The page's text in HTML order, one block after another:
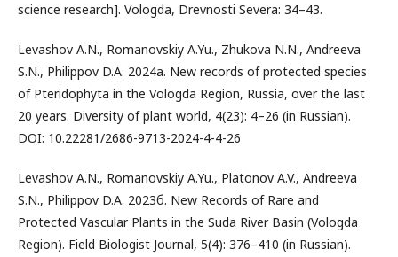
science research]. Vologda, Drevnosti Severa: 34–43.
Levashov A.N., Romanovskiy A.Yu., Zhukova N.N., Andreeva
S.N., Philippov D.A. 2024а. New records of protected species
of Pteridophyta in the Vologda Region, Russia, over the last
20 years. Diversity of plant world, 4(23): 4–26 (in Russian).
DOI: 10.22281/2686-9713-2024-4-4-26
Levashov A.N., Romanovskiy A.Yu., Platonov A.V., Andreeva
S.N., Philippov D.A. 2023б. New Records of Rare and
Protected Vascular Plants in the Suda River Basin (Vologda
Region). Field Biologist Journal, 5(4): 376–410 (in Russian).